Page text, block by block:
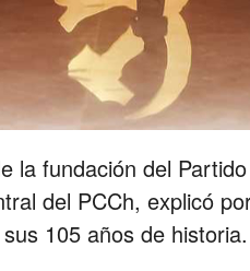
la fundación del
del PCCh, explicó
105 años de historia.